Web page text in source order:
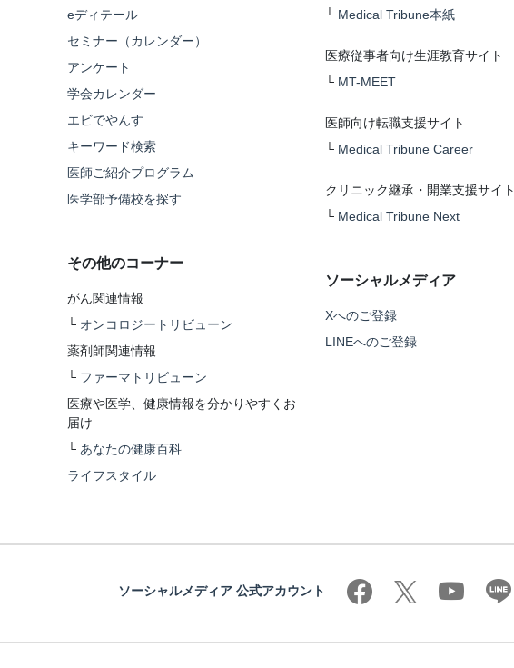
eディテール
セミナー（カレンダー）
アンケート
学会カレンダー
エビでやんす
キーワード検索
医師ご紹介プログラム
医学部予備校を探す
その他のコーナー
がん関連情報
└ オンコロジートリビューン
薬剤師関連情報
└ ファーマトリビューン
医療や医学、健康情報を分かりやすくお
届け
└ あなたの健康百科
ライフスタイル
└ Medical Tribune本紙
医療従事者向け生涯教育サイト
└ MT-MEET
医師向け転職支援サイト
└ Medical Tribune Career
クリニック継承・開業支援サイト
└ Medical Tribune Next
ソーシャルメディア
Xへのご登録
LINEへのご登録
ソーシャルメディア 公式アカウント